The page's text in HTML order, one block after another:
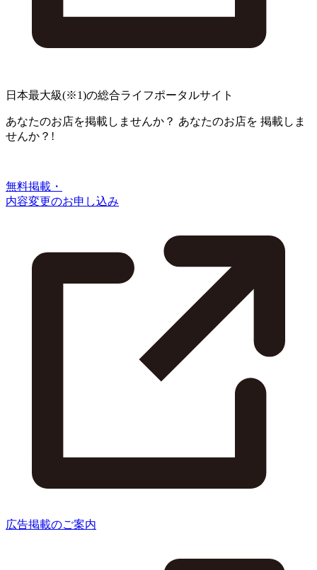
日本最大級(※1)の総合ライフポータルサイト
あなたのお店を掲載しませんか？ あなたのお店を 掲載しま
せんか？!
無料掲載・
内容変更のお申し込み
広告掲載のご案内